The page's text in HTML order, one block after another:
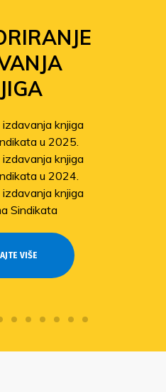
knjiga
u 2025.
knjiga
u 2024.
knjiga
Sindikata
VIŠE